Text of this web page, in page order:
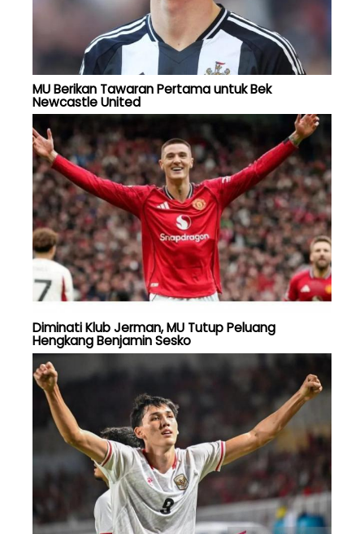
MU Berikan Tawaran Pertama untuk Bek
Newcastle United
Diminati Klub Jerman, MU Tutup Peluang
Hengkang Benjamin Sesko